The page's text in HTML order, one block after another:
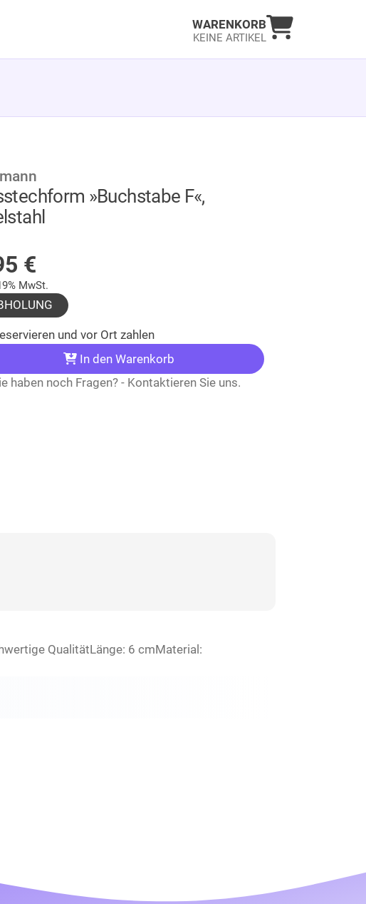
WARENKORB
KEINE ARTIKEL
Warenkorb
»Buchstabe F«,
€
MwSt.
und vor Ort zahlen
In den Warenkorb
haben noch Fragen? - Kontaktieren Sie uns.
QualitätLänge: 6 cmMaterial: